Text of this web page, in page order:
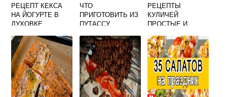
РЕЦЕПТ КЕКСА
НА ЙОГУРТЕ В
ДУХОВКЕ
ВКУСНЫЙ
ЧТО
ПРИГОТОВИТЬ ИЗ
ПУТАССУ
ВКУСНО НА
ПЛИТЕ
РЕЦЕПТЫ
КУЛИЧЕЙ
ПРОСТЫЕ И
СЫРЫХ
ДРОЖЖАХ